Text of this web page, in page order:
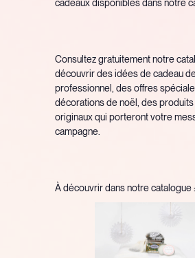
cadeaux disponibles dans notre
Consultez gratuitement notre
découvrir des idées de cadeau
professionnel, des offres
décorations de noël, des
originaux qui porteront votre
campagne.
À découvrir dans notre catalogue :